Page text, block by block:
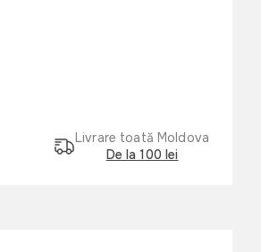
Livrare toată Moldova
De la 100 lei